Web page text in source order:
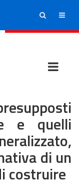
ricerca menu
e quelli
di un
costruire